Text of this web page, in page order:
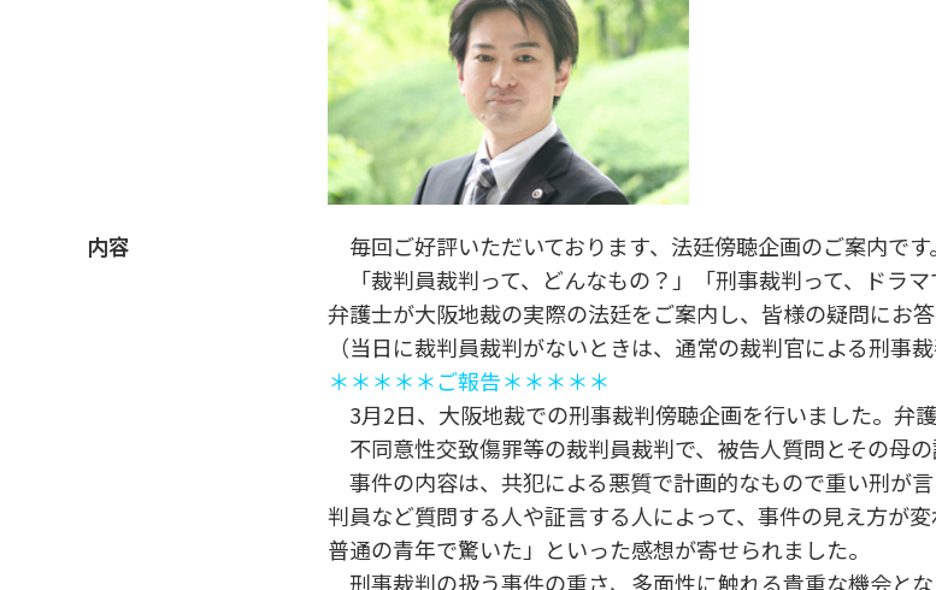
内容
毎回ご好評いただいております、法廷傍聴企画のご案内です。
「裁判員裁判って、どんなもの？」「刑事裁判って、ドラ
弁護士が大阪地裁の実際の法廷をご案内し、皆様の疑問にお答
（当日に裁判員裁判がないときは、通常の裁判官による刑事
＊＊＊＊＊ご報告＊＊＊＊＊
3月2日、大阪地裁での刑事裁判傍聴企画を行いました。弁
不同意性交致傷罪等の裁判員裁判で、被告人質問とその母の
事件の内容は、共犯による悪質で計画的なもので重い刑が
判員など質問する人や証言する人によって、事件の見え方が
普通の青年で驚いた」といった感想が寄せられました。
刑事裁判の扱う事件の重さ、多面性に触れる貴重な機会とな